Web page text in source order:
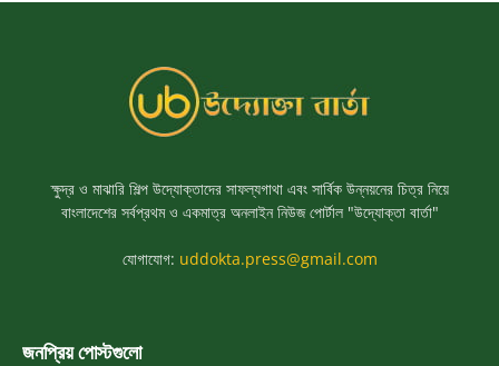
ক্ষুদ্র ও মাঝারি শিল্প উদ্যোক্তাদের সাফল্যগাথা এবং সার্বিক উন্নয়নের চিত্র নিয়ে
বাংলাদেশের সর্বপ্রথম ও একমাত্র অনলাইন নিউজ পোর্টাল "উদ্যোক্তা বার্তা"
যোগাযোগ: uddokta.press@gmail.com
জনপ্রিয় পোস্টগুলো